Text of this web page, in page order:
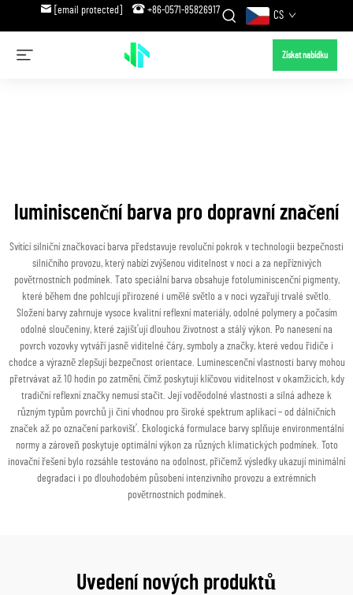
[email protected] +86-0571-85826917 CS
Získat nabídku
luminiscenční barva pro dopravní značení
Svítící silniční značkovací barva představuje revoluční pokrok v technologii bezpečnosti
silničního provozu, který nabízí zvýšenou viditelnost v noci a za nepříznivých
povětrnostních podmínek. Tato speciální barva obsahuje fotoluminiscenční pigmenty,
které během dne pohlcují přirozené i umělé světlo a v noci vyzařují trvalé světlo.
Složení barvy zahrnuje vysoce kvalitní reflexní materiály, odolné polymery a počasím
odolné sloučeniny, které zajišťují dlouhou životnost a stálý výkon. Po nanesení na
povrch vozovky vytváří jasně viditelné čáry, symboly a značky, které vedou řidiče i
chodce a výrazně zlepšují bezpečnost orientace. Luminescenční vlastnosti barvy mohou
přetrvávat až 10 hodin po zatmění, čímž poskytují klíčovou viditelnost v okamžicích, kdy
tradiční reflexní značky nemusí stačit. Její voděodolné vlastnosti a silná adheze k
různým typům povrchů ji činí vhodnou pro široké spektrum aplikací – od dálničních
značek až po označení parkovišť. Ekologická formulace barvy splňuje environmentální
normy a zároveň poskytuje optimální výkon za různých klimatických podmínek. Toto
inovační řešení bylo rozsáhle testováno na odolnost, přičemž výsledky ukazují minimální
degradaci i po dlouhodobém působení intenzivního provozu a extrémních
povětrnostních podmínek.
Uvedení nových produktů